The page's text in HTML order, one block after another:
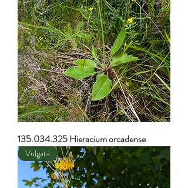
135.034.325 Hieracium orcadense
Vulgata